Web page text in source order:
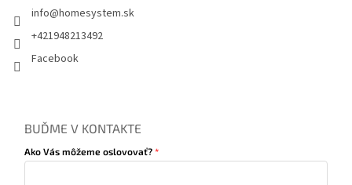
info@homesystem.sk
+421948213492
Facebook
BUĎME V KONTAKTE
Ako Vás môžeme oslovovať?